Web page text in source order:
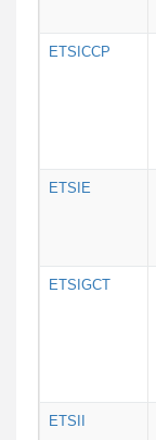
ETSICCP
ETSIE
ETSIGCT
ETSII